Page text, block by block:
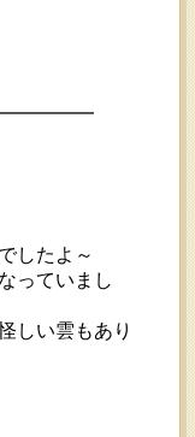
したよ～
っていまし
しい雲もあり